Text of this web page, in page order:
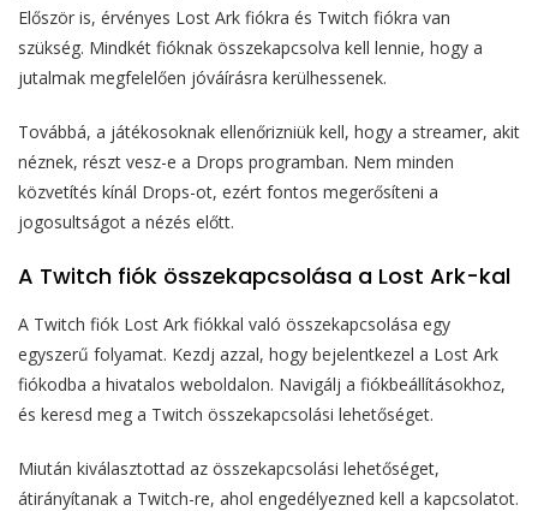
Először is, érvényes Lost Ark fiókra és Twitch fiókra van
szükség. Mindkét fióknak összekapcsolva kell lennie, hogy a
jutalmak megfelelően jóváírásra kerülhessenek.
Továbbá, a játékosoknak ellenőrizniük kell, hogy a streamer, akit
néznek, részt vesz-e a Drops programban. Nem minden
közvetítés kínál Drops-ot, ezért fontos megerősíteni a
jogosultságot a nézés előtt.
A Twitch fiók összekapcsolása a Lost Ark-kal
A Twitch fiók Lost Ark fiókkal való összekapcsolása egy
egyszerű folyamat. Kezdj azzal, hogy bejelentkezel a Lost Ark
fiókodba a hivatalos weboldalon. Navigálj a fiókbeállításokhoz,
és keresd meg a Twitch összekapcsolási lehetőséget.
Miután kiválasztottad az összekapcsolási lehetőséget,
átirányítanak a Twitch-re, ahol engedélyezned kell a kapcsolatot.